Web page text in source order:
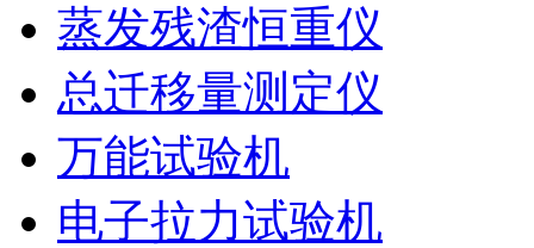
蒸发残渣恒重仪
总迁移量测定仪
万能试验机
电子拉力试验机